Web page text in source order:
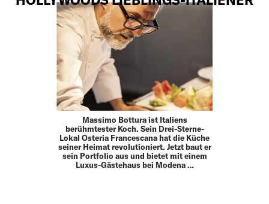
Massimo Bottura ist Italiens
berühmtester Koch. Sein Drei-Sterne-
Lokal Osteria Francescana hat die Küche
seiner Heimat revolutioniert. Jetzt baut er
sein Portfolio aus und bietet mit einem
Luxus-Gästehaus bei Modena …